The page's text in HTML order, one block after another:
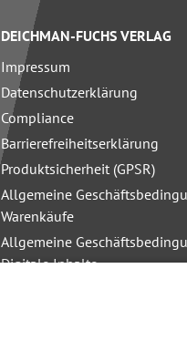
DEICHMAN-FUCHS VERLAG
Impressum
Datenschutzerklärung
Compliance
Barrierefreiheitserklärung
Produktsicherheit (GPSR)
Allgemeine
Warenkäufe
Allgemeine
Digitale Inhalte